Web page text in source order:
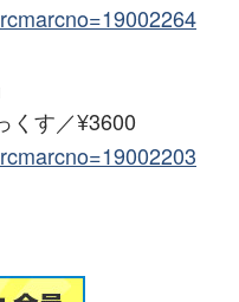
くす／¥3600